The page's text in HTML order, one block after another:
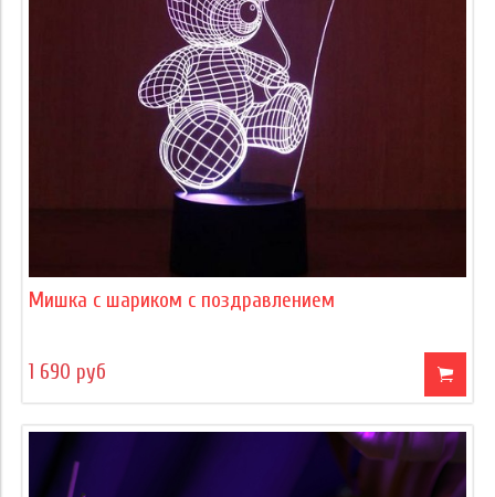
Мишка с шариком с поздравлением
1 690 руб